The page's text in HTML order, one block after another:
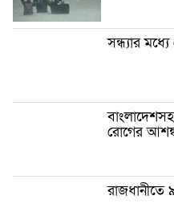
সন্ধ্যার
রোগের
রাজধানীতে